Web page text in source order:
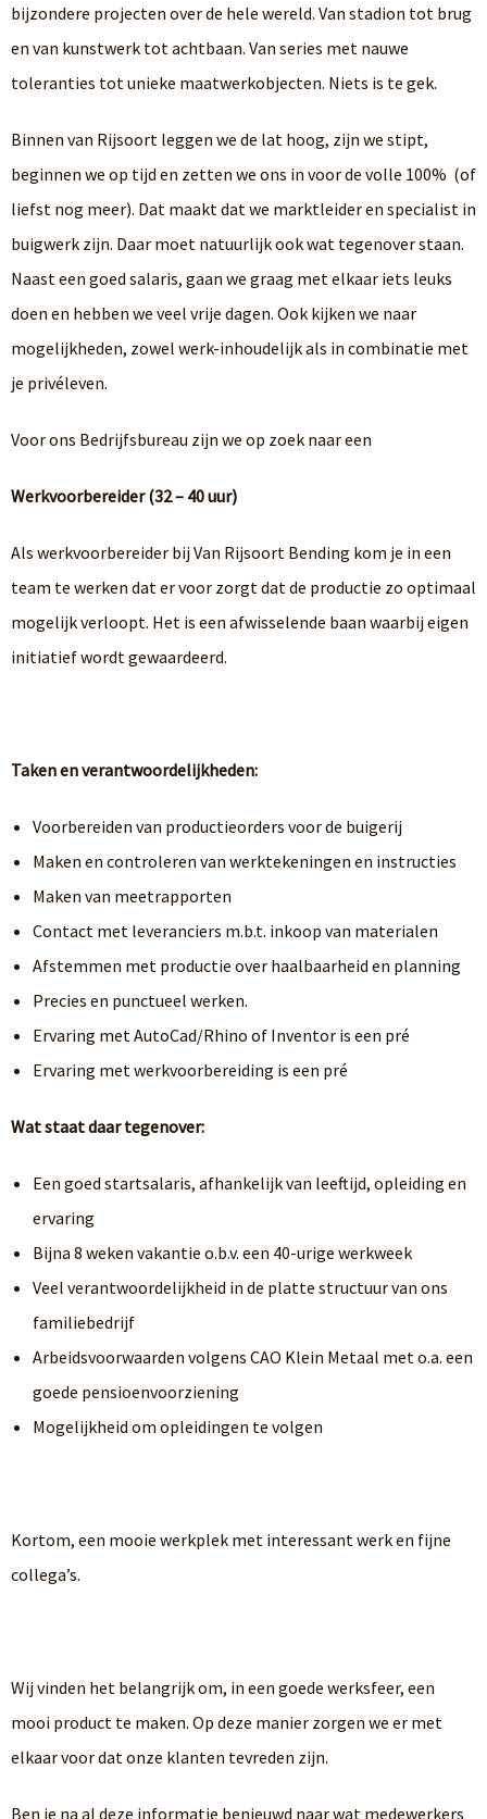
bijzondere projecten over de hele wereld. Van stadion tot brug
en van kunstwerk tot achtbaan. Van series met nauwe
toleranties tot unieke maatwerkobjecten. Niets is te gek.
Binnen van Rijsoort leggen we de lat hoog, zijn we stipt,
beginnen we op tijd en zetten we ons in voor de volle 100% (of
liefst nog meer). Dat maakt dat we marktleider en specialist in
buigwerk zijn. Daar moet natuurlijk ook wat tegenover staan.
Naast een goed salaris, gaan we graag met elkaar iets leuks
doen en hebben we veel vrije dagen. Ook kijken we naar
mogelijkheden, zowel werk-inhoudelijk als in combinatie met
je privéleven.
Voor ons Bedrijfsbureau zijn we op zoek naar een
Werkvoorbereider (32 – 40 uur)
Als werkvoorbereider bij Van Rijsoort Bending kom je in een
team te werken dat er voor zorgt dat de productie zo optimaal
mogelijk verloopt. Het is een afwisselende baan waarbij eigen
initiatief wordt gewaardeerd.
Taken en verantwoordelijkheden:
Voorbereiden van productieorders voor de buigerij
Maken en controleren van werktekeningen en instructies
Maken van meetrapporten
Contact met leveranciers m.b.t. inkoop van materialen
Afstemmen met productie over haalbaarheid en planning
Precies en punctueel werken.
Ervaring met AutoCad/Rhino of Inventor is een pré
Ervaring met werkvoorbereiding is een pré
Wat staat daar tegenover:
Een goed startsalaris, afhankelijk van leeftijd, opleiding en
ervaring
Bijna 8 weken vakantie o.b.v. een 40-urige werkweek
Veel verantwoordelijkheid in de platte structuur van ons
familiebedrijf
Arbeidsvoorwaarden volgens CAO Klein Metaal met o.a. een
goede pensioenvoorziening
Mogelijkheid om opleidingen te volgen
Kortom, een mooie werkplek met interessant werk en fijne
collega’s.
Wij vinden het belangrijk om, in een goede werksfeer, een
mooi product te maken. Op deze manier zorgen we er met
elkaar voor dat onze klanten tevreden zijn.
Ben je na al deze informatie benieuwd naar wat medewerkers